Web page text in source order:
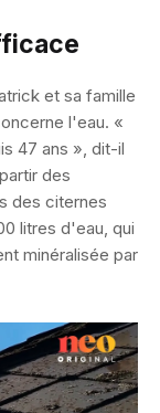
et sa famille
l'eau. «
47 ans », dit-il
des
des citernes
litres d'eau, qui
minéralisée par